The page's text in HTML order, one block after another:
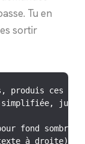
Tu en
sortir
produis ces 6
juste
fond sombre)
à droite)